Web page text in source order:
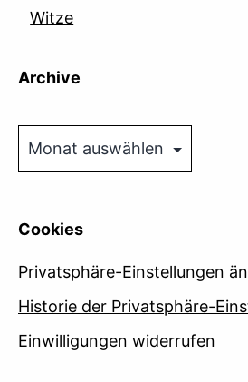
Witze
Archive
Cookies
Privatsphäre-Einstellungen
Historie der Privatsphäre-
Einwilligungen widerrufen